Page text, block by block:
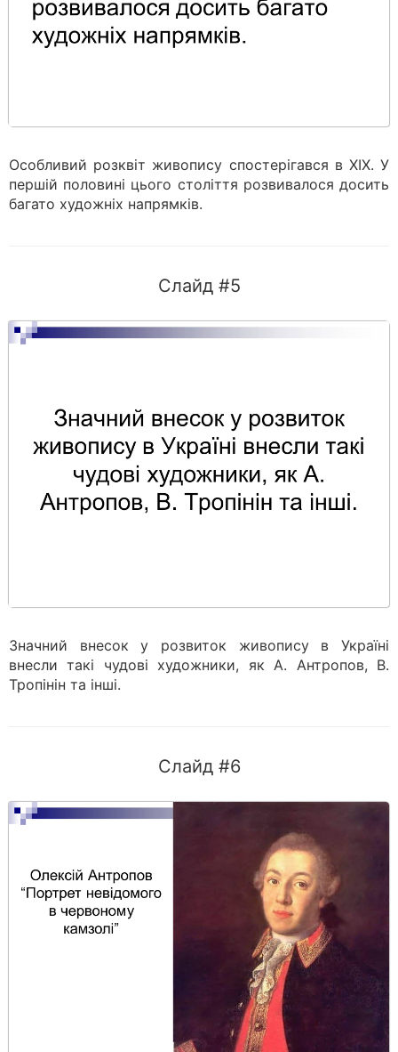
Особливий розквіт живопису спостерігався в ХІХ. У
першій половині цього століття розвивалося досить
багато художніх напрямків.
Слайд #5
Значний внесок у розвиток живопису в Україні
внесли такі чудові художники, як А. Антропов, В.
Тропінін та інші.
Слайд #6